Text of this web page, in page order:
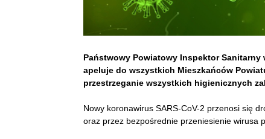
Państwowy Powiatowy Inspektor
apeluje do wszystkich Mieszkańców
przestrzeganie wszystkich higienicznych
Nowy koronawirus SARS-CoV-2 przenosi się
oraz przez bezpośrednie przeniesienie wirusa